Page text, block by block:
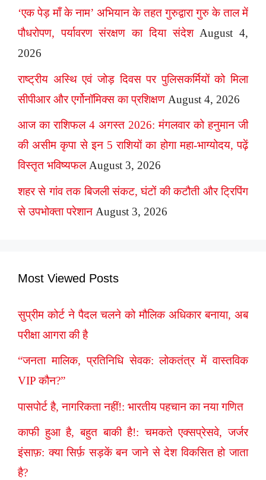
‘एक पेड़ माँ के नाम’ अभियान के तहत गुरुद्वारा गुरु के ताल में
पौधरोपण, पर्यावरण संरक्षण का दिया संदेश August 4,
2026
राष्ट्रीय अस्थि एवं जोड़ दिवस पर पुलिसकर्मियों को मिला
सीपीआर और एर्गोनॉमिक्स का प्रशिक्षण August 4, 2026
आज का राशिफल 4 अगस्त 2026: मंगलवार को हनुमान जी
की असीम कृपा से इन 5 राशियों का होगा महा-भाग्योदय, पढ़ें
विस्तृत भविष्यफल August 3, 2026
शहर से गांव तक बिजली संकट, घंटों की कटौती और ट्रिपिंग
से उपभोक्ता परेशान August 3, 2026
Most Viewed Posts
सुप्रीम कोर्ट ने पैदल चलने को मौलिक अधिकार बनाया, अब
परीक्षा आगरा की है
“जनता मालिक, प्रतिनिधि सेवक: लोकतंत्र में वास्तविक
VIP कौन?”
पासपोर्ट है, नागरिकता नहीं!: भारतीय पहचान का नया गणित
काफी हुआ है, बहुत बाकी है!: चमकते एक्सप्रेसवे, जर्जर
इंसाफ़: क्या सिर्फ़ सड़कें बन जाने से देश विकसित हो जाता
है?